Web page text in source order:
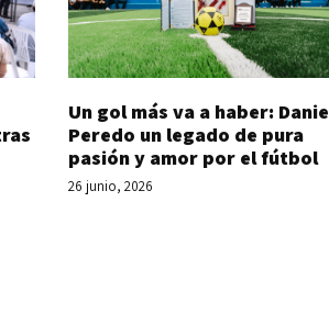
Un gol más va a haber:
Peredo un legado de pura
pasión y amor por el fútbol
26 junio, 2026